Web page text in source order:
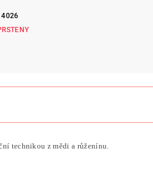
technikou z mědi a růženínu.